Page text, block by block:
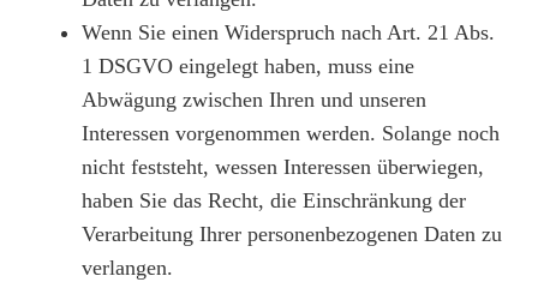
Wenn Sie einen Widerspruch nach Art. 21 Abs.
1 DSGVO eingelegt haben, muss eine
Abwägung zwischen Ihren und unseren
Interessen vorgenommen werden. Solange noch
nicht feststeht, wessen Interessen überwiegen,
haben Sie das Recht, die Einschränkung der
Verarbeitung Ihrer personenbezogenen Daten zu
verlangen.